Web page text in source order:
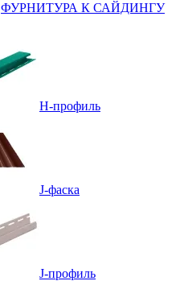
ФУРНИТУРА К САЙДИНГУ
Н-профиль
J-фаска
J-профиль